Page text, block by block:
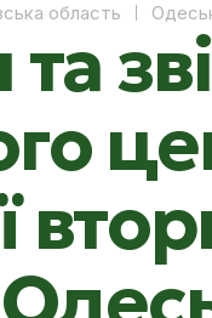
область